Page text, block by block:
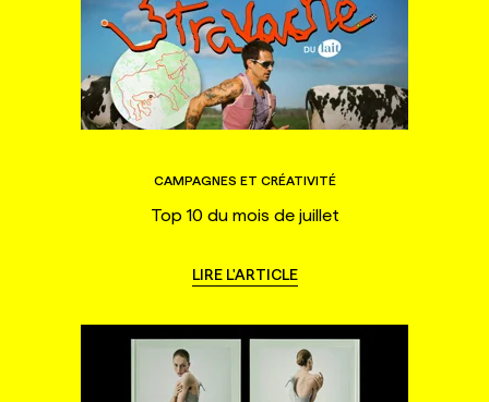
CAMPAGNES ET CRÉATIVITÉ
Top 10 du mois de juillet
LIRE L'ARTICLE